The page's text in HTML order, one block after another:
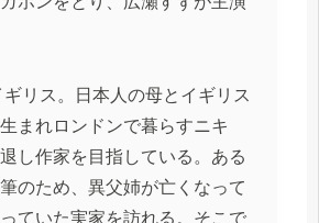
リス。日本人の母とイギリス
まれロンドンで暮らすニキ
し作家を目指している。ある
のため、異父姉が亡くなって
ていた実家を訪れる。そこで